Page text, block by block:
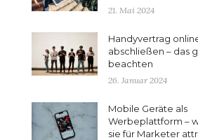
21. Mai 2024
Handyvertrag
abschließen – das
beachten
26. Januar 2024
Mobile Geräte als
Werbeplattform –
sie für Marketer